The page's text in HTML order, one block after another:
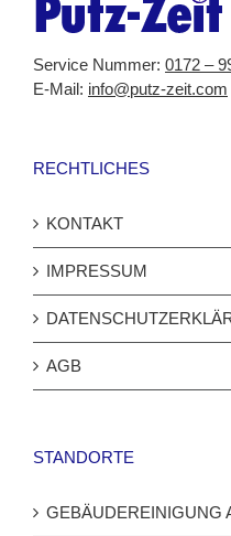
Service Nummer: 0172 –
E-Mail: info@putz-zeit.com
RECHTLICHES
KONTAKT
IMPRESSUM
AGB
STANDORTE
GEBÄUDEREINIGUNG